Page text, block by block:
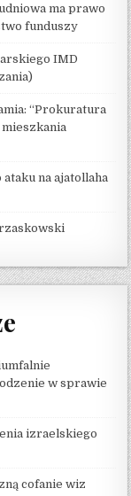
ma prawo
funduszy
IMD
“Prokuratura
na ajatollaha
w sprawie
izraelskiego
cofanie wiz